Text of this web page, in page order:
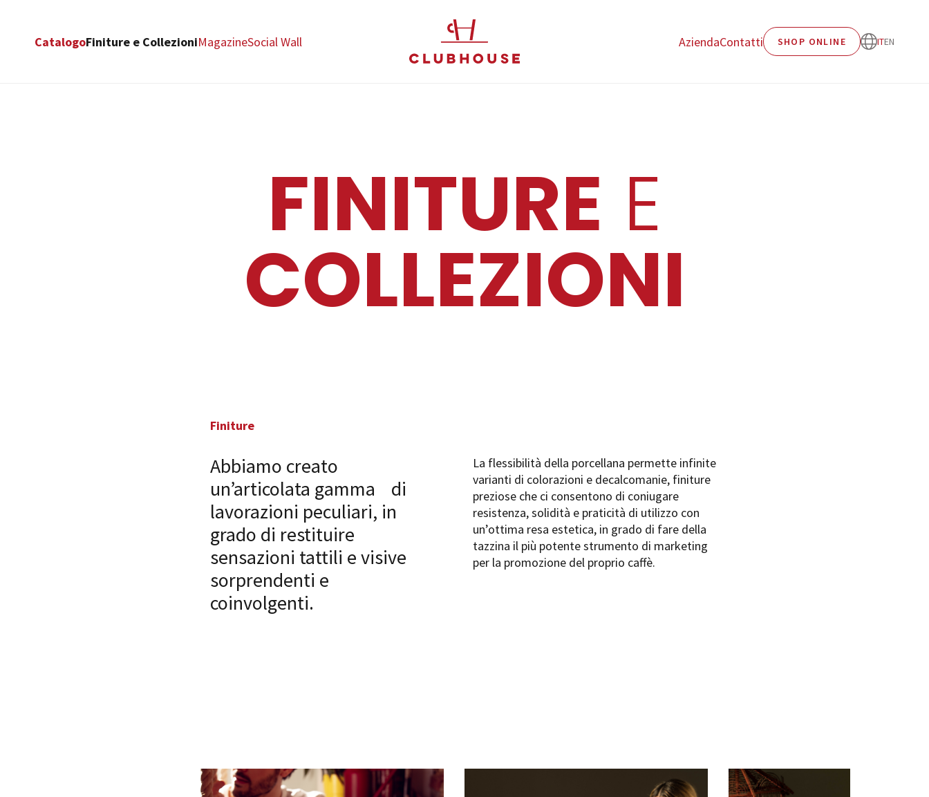
CatalogoFiniture e CollezioniMagazineSocial Wall AziendaContatti SHOP ONLINE ITEN
FINITURE E
COLLEZIONI
Finiture
Abbiamo creato
un’articolata gamma di
lavorazioni peculiari, in
grado di restituire
sensazioni tattili e visive
sorprendenti e
coinvolgenti.
La flessibilità della porcellana permette infinite
varianti di colorazioni e decalcomanie, finiture
preziose che ci consentono di coniugare
resistenza, solidità e praticità di utilizzo con
un’ottima resa estetica, in grado di fare della
tazzina il più potente strumento di marketing
per la promozione del proprio caffè.